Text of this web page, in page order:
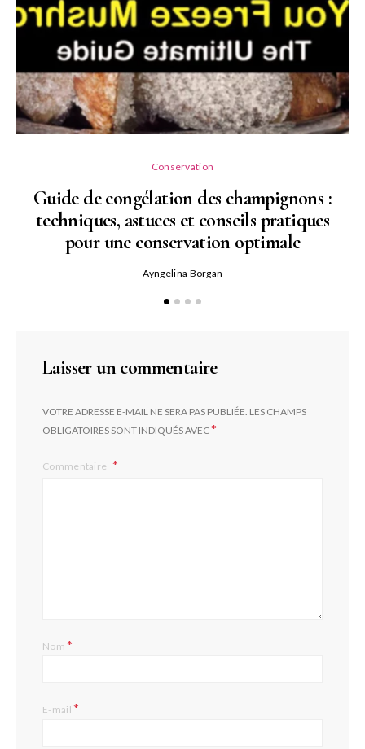
Conservation
Guide de congélation des champignons :
techniques, astuces et conseils pratiques
pour une conservation optimale
Ayngelina Borgan
Laisser un commentaire
VOTRE ADRESSE E-MAIL NE SERA PAS PUBLIÉE. LES CHAMPS
OBLIGATOIRES SONT INDIQUÉS AVEC*
Commentaire
Nom*
E-mail*